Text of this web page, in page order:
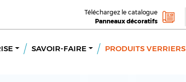
Téléchargez le catalogue
Panneaux décoratifs
SAVOIR-FAIRE PRODUITS VERRIERS